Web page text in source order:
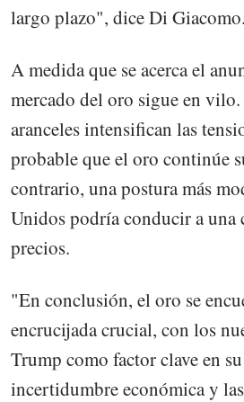
largo plazo", dice Di Giacomo.
A medida que se acerca el
mercado del oro sigue en
aranceles intensifican las
probable que el oro continúe
contrario, una postura más
Unidos podría conducir a una
precios.
"En conclusión, el oro se
encrucijada crucial, con los
Trump como factor clave en
incertidumbre económica y